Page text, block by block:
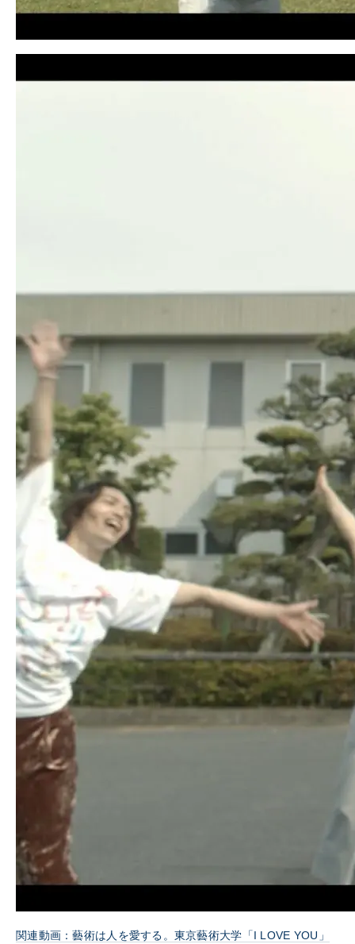
関連動画：藝術は人を愛する。東京藝術大学「I LOVE YOU」